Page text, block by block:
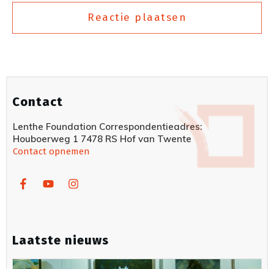
Reactie plaatsen
Contact
Lenthe Foundation Correspondentieadres:
Houboerweg 1 7478 RS Hof van Twente
Contact opnemen
Laatste nieuws